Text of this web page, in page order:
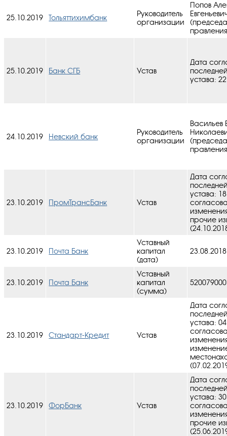
25.10.2019 Тольяттихимбанк
Руководитель
организации
Попов
25.10.2019 Банк СГБ Устав
Дата
устава:
24.10.2019 Невский банк
Руководитель
организации
Васильев
23.10.2019 ПромТрансБанк Устав
Дата
устава:
прочие
23.10.2019 Почта Банк
Уставный
капитал
(дата)
23.08.2018
23.10.2019 Почта Банк
Уставный
капитал
(сумма)
520079000
23.10.2019 Стандарт-Кредит Устав
Дата
устава:
23.10.2019 ФорБанк Устав
Дата
устава:
прочие